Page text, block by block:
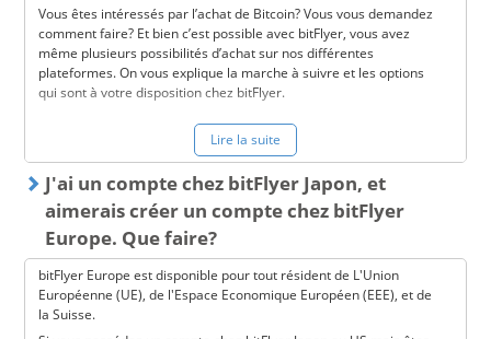
Vous êtes intéressés par l’achat de Bitcoin? Vous vous demandez
comment faire? Et bien c’est possible avec bitFlyer, vous avez
même plusieurs possibilités d’achat sur nos différentes
plateformes. On vous explique la marche à suivre et les options
qui sont à votre disposition chez bitFlyer.
Première étape, si vous n’êtes pas encore client chez nous, vous
devez vous inscrire en créant un compte bitFlyer.
Le processus se fait en plusieurs étapes mais reste simple.
Rendez-vous sur notre page d’accueil et entrez votre adresse
email (celle-ci sera utilisée et liée à votre compte) nous vous
envoyons alors un email de confirmation.
Validez votre inscription en cliquant sur le lien dans l’email
reçu.
Poursuivez votre inscription en renseignant quelques données
Lire la suite
J'ai un compte chez bitFlyer Japon, et
aimerais créer un compte chez bitFlyer
Europe. Que faire?
bitFlyer Europe est disponible pour tout résident de L'Union
Européenne (UE), de l'Espace Economique Européen (EEE), et de
la Suisse.